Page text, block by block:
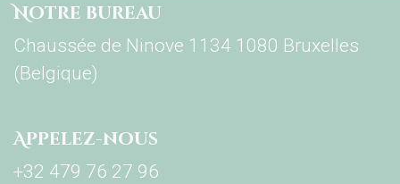
Notre bureau
Chaussée de Ninove 1134 1080 Bruxelles
(Belgique)
Appelez-nous
+32 479 76 27 96